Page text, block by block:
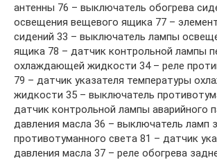
антенны 76 – выключатель обогрева
освещения вещевого ящика 77 –
сидений 33 – выключатель лампы
ящика 78 – датчик контрольной лампы
охлаждающей жидкости 34 – реле
79 – датчик указателя температуры
жидкости 35 – выключатель
датчик контрольной лампы аварийного
давления масла 36 – выключатель ламп
противотуманного света 81 – датчик
давления масла 37 – реле обогрева